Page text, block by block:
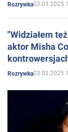
Rozrywka03.03.2025
"Widziałem
aktor Misha
Rozrywka03.03.2025